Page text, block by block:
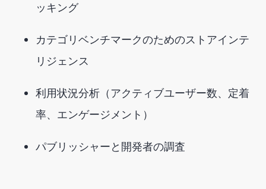
ッキング
カテゴリベンチマークのためのストアインテ
リジェンス
利用状況分析（アクティブユーザー数、定着
率、エンゲージメント）
パブリッシャーと開発者の調査